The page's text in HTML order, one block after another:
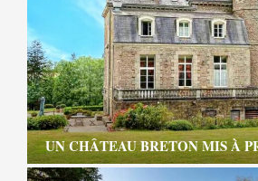
UN CHÂTEAU BRETON MIS À